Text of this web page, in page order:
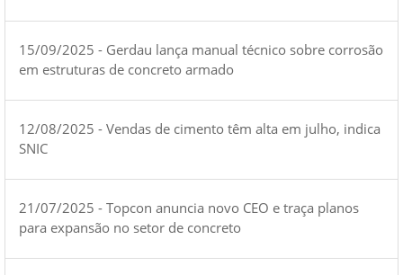
15/09/2025 - Gerdau lança manual técnico sobre corrosão
em estruturas de concreto armado
12/08/2025 - Vendas de cimento têm alta em julho, indica
SNIC
21/07/2025 - Topcon anuncia novo CEO e traça planos
para expansão no setor de concreto